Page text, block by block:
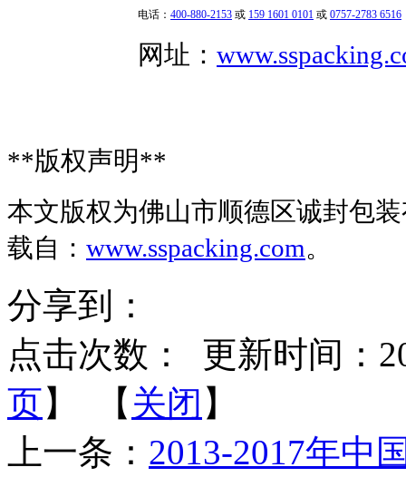
电话： 400-880-2153 或 159 1601 0101 或 0757-2783 6516
网址：
**版权声明**
本文版权为佛山市顺德区诚封包
载自： www.sspacking.com。
分享到：
点击次数：
更新时间：
页】 【 关闭 】
上一条： 2013-2017年中